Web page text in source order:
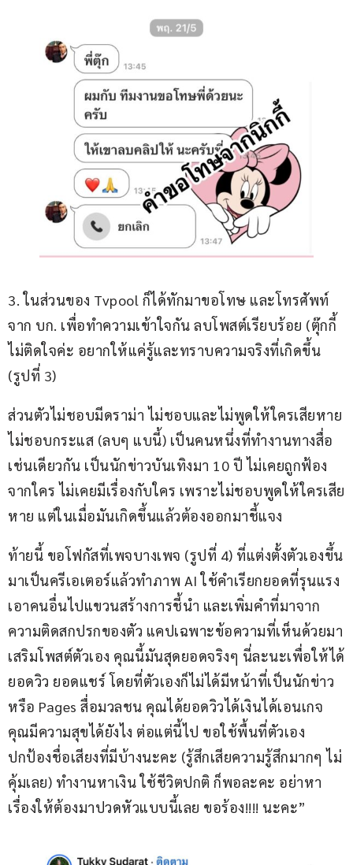
3. ในส่วนของ Tvpool ก็ได้ทักมาขอโทษ และโทรศัพท์
จาก บก. เพื่อทำความเข้าใจกัน ลบโพสต์เรียบร้อย (ตุ๊กกี้
ไม่ติดใจค่ะ อยากให้แค่รู้และทราบความจริงที่เกิดขึ้น
(รูปที่ 3)
ส่วนตัวไม่ชอบมีดราม่า ไม่ชอบและไม่พูดให้ใครเสียหาย
ไม่ชอบกระแส (ลบๆ แบนี้) เป็นคนหนึ่งที่ทำงานทางสื่อ
เช่นเดียวกัน เป็นนักข่าวบันเทิงมา 10 ปี ไม่เคยถูกฟ้อง
จากใคร ไม่เคยมีเรื่องกับใคร เพราะไม่ชอบพูดให้ใครเสีย
หาย แต่ในเมื่อมันเกิดขึ้นแล้วต้องออกมาชี้แจง
ท้ายนี้ ขอโฟกัสที่เพจบางเพจ (รูปที่ 4) ที่แต่งตั้งตัวเองขึ้น
มาเป็นครีเอเตอร์แล้วทำภาพ AI ใช้คำเรียกยอดที่รุนแรง
เอาคนอื่นไปแขวนสร้างการชี้นำ และเพิ่มคำที่มาจาก
ความติดสกปรกของตัว แคปเฉพาะข้อความที่เห็นด้วยมา
เสริมโพสต์ตัวเอง คุณนี้มันสุดยอดจริงๆ นี่ละนะเพื่อให้ได้
ยอดวิว ยอดแชร์ โดยที่ตัวเองก็ไม่ได้มีหน้าที่เป็นนักข่าว
หรือ Pages สื่อมวลชน คุณได้ยอดวิวได้เงินได้เอนเกจ
คุณมีความสุขได้ยังไง ต่อแต่นี้ไป ขอใช้พื้นที่ตัวเอง
ปกป้องชื่อเสียงที่มีบ้างนะคะ (รู้สึกเสียความรู้สึกมากๆ ไม่
คุ้มเลย) ทำงานหาเงิน ใช้ชีวิตปกติ ก็พอละคะ อย่าหา
เรื่องให้ต้องมาปวดหัวแบบนี้เลย ขอร้อง!!!! นะคะ”